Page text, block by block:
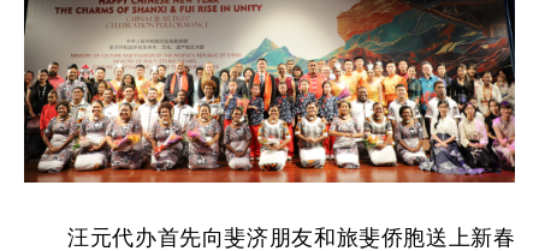
汪元代办首先向斐济朋友和旅斐侨胞送上新春